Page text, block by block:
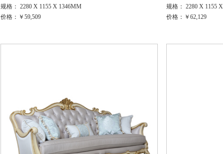
规格： 2280 X 1155 X 1346MM
价格：￥59,509
规格： 2280 X 1155
价格：￥62,129